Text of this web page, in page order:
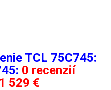
TCL 75C745:
0 recenzií
1 529 €